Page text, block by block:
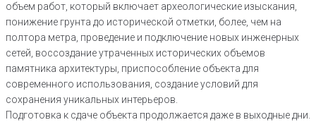
объем работ, который включает археологические изыскания,
понижение грунта до исторической отметки, более, чем на
полтора метра, проведение и подключение новых инженерных
сетей, воссоздание утраченных исторических объемов
памятника архитектуры, приспособление объекта для
современного использования, создание условий для
сохранения уникальных интерьеров.
Подготовка к сдаче объекта продолжается даже в выходные дни.